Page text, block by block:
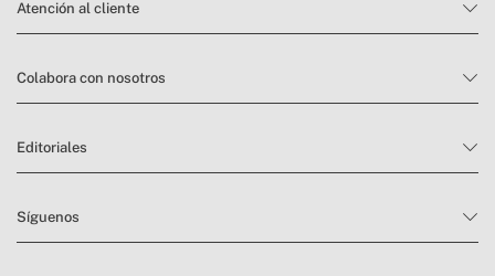
Atención al cliente
Colabora con nosotros
Editoriales
Síguenos